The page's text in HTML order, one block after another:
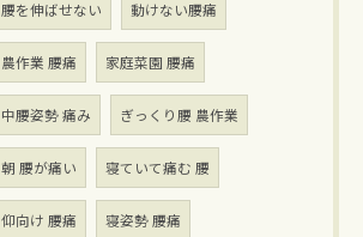
腰を伸ばせない 動けない腰痛
農作業 腰痛 家庭菜園 腰痛
中腰姿勢 痛み ぎっくり腰 農作業
朝 腰が痛い 寝ていて痛む 腰
仰向け 腰痛 寝姿勢 腰痛